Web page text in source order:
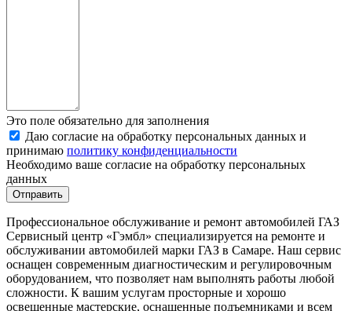
Это поле обязательно для заполнения
Даю согласие на обработку персональных данных и
принимаю политику конфиденциальности
Необходимо ваше согласие на обработку персональных
данных
Профессиональное обслуживание и ремонт автомобилей ГАЗ
Сервисный центр «Гэмбл» специализируется на ремонте и
обслуживании автомобилей марки ГАЗ в Самаре. Наш сервис
оснащен современным диагностическим и регулировочным
оборудованием, что позволяет нам выполнять работы любой
сложности. К вашим услугам просторные и хорошо
освещенные мастерские, оснащенные подъемниками и всем